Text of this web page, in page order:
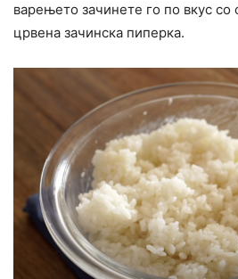
варењето зачинете го по вкус
црвена зачинска пиперка.